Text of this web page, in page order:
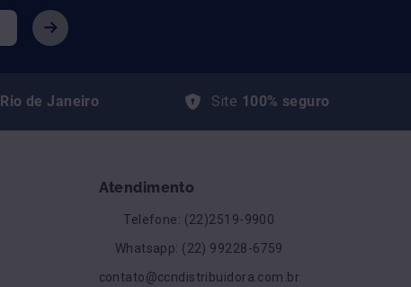
Rio de Janeiro Site 100% seguro
Atendimento
Telefone: (22)2519-9900
Whatsapp: (22) 99228-6759
contato@ccndistribuidora.com.br